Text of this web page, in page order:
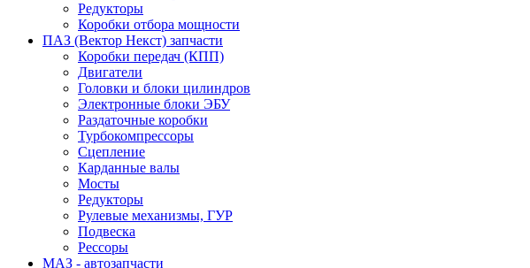
Редукторы
Коробки отбора мощности
ПАЗ (Вектор Некст) запчасти
Коробки передач (КПП)
Двигатели
Головки и блоки цилиндров
Электронные блоки ЭБУ
Раздаточные коробки
Турбокомпрессоры
Сцепление
Карданные валы
Мосты
Редукторы
Рулевые механизмы, ГУР
Подвеска
Рессоры
МАЗ - автозапчасти